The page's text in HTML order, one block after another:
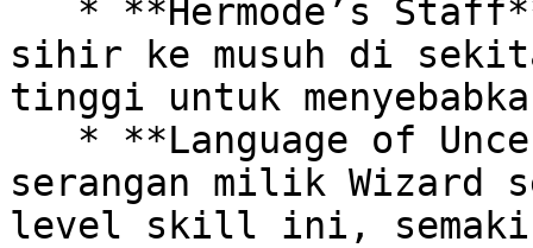
sihir ke musuh di
tinggi untuk
serangan milik Wizard
level skill ini,